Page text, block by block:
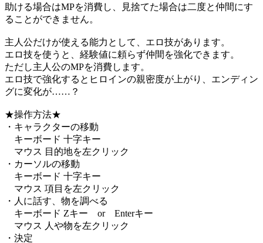
助ける場合はMPを消費し、見捨てた場合は二度と仲間にす
ることができません。
主人公だけが使える能力として、エロ技があります。
エロ技を使うと、経験値に頼らず仲間を強化できます。
ただし主人公のMPを消費します。
エロ技で強化するとヒロインの親密度が上がり、エンディン
グに変化が……？
★操作方法★
・キャラクターの移動
キーボード 十字キー
マウス 目的地を左クリック
・カーソルの移動
キーボード 十字キー
マウス 項目を左クリック
・人に話す、物を調べる
キーボード Zキー or Enterキー
マウス 人や物を左クリック
・決定